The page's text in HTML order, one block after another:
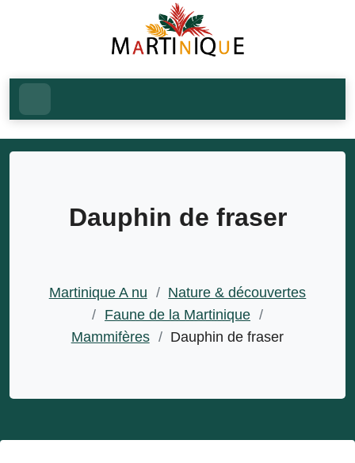
Dauphin de fraser
Martinique A nu / Nature & découvertes
/ Faune de la Martinique /
Mammifères / Dauphin de fraser